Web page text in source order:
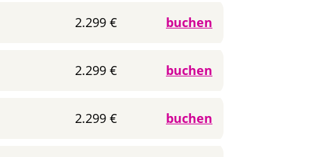
2.299 € buchen
2.299 € buchen
2.299 € buchen